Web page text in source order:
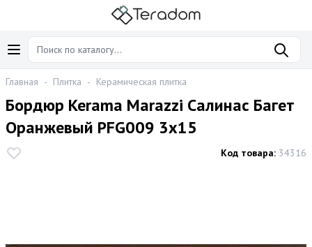
Главная - Плитка - Керамическая плитка
Бордюр Kerama Marazzi Салинас Багет
Оранжевый PFG009 3x15
Код товара: 34316